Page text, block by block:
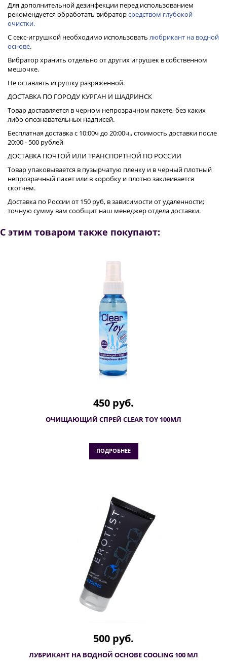
Для дополнительной дезинфекции перед использованием
рекомендуется обработать вибраторсредством глубокой
очистки.
С секс-игрушкой необходимо использовать любрикант на водной
основе.
Вибратор хранить отдельно от других игрушек в собственном
мешочке.
Не оставлять игрушку разряженной.
ДОСТАВКА ПО ГОРОДУ КУРГАН И ШАДРИНСК
Товар доставляется в черном непрозрачном пакете, без каких
либо опознавательных надписей.
Бесплатная доставка с 10:00ч до 20:00ч., стоимость доставки после
20:00 - 500 рублей
ДОСТАВКА ПОЧТОЙ ИЛИ ТРАНСПОРТНОЙ ПО РОССИИ
Товар упаковывается в пузырчатую пленку и в черный плотный
непрозрачный пакет или в коробку и плотно заклеивается
скотчем.
Доставка по России от 150 руб, в зависимости от удаленности;
точную сумму вам сообщит наш менеджер отдела доставки.
С этим товаром также покупают:
450 руб.
ОЧИЩАЮЩИЙ СПРЕЙ CLEAR TOY 100МЛ
ПОДРОБНЕЕ
500 руб.
ЛУБРИКАНТ НА ВОДНОЙ ОСНОВЕ COOLING 100 МЛ